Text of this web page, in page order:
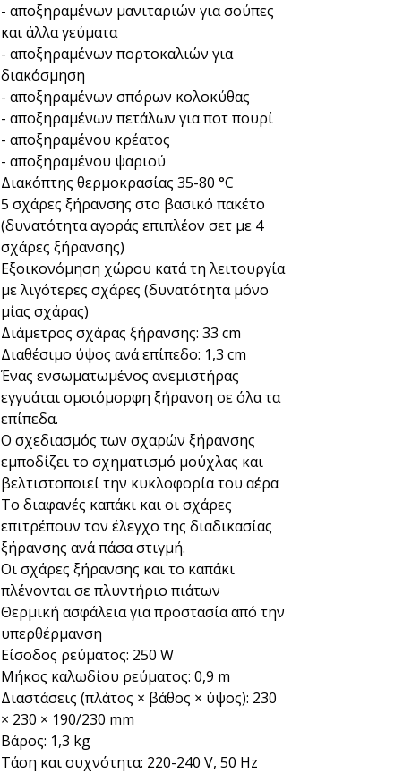
- αποξηραμένων μανιταριών για σούπες
και άλλα γεύματα
- αποξηραμένων πορτοκαλιών για
διακόσμηση
- αποξηραμένων σπόρων κολοκύθας
- αποξηραμένων πετάλων για ποτ πουρί
- αποξηραμένου κρέατος
- αποξηραμένου ψαριού
Διακόπτης θερμοκρασίας 35-80 °C
5 σχάρες ξήρανσης στο βασικό πακέτο
(δυνατότητα αγοράς επιπλέον σετ με 4
σχάρες ξήρανσης)
Εξοικονόμηση χώρου κατά τη λειτουργία
με λιγότερες σχάρες (δυνατότητα μόνο
μίας σχάρας)
Διάμετρος σχάρας ξήρανσης: 33 cm
Διαθέσιμο ύψος ανά επίπεδο: 1,3 cm
Ένας ενσωματωμένος ανεμιστήρας
εγγυάται ομοιόμορφη ξήρανση σε όλα τα
επίπεδα.
Ο σχεδιασμός των σχαρών ξήρανσης
εμποδίζει το σχηματισμό μούχλας και
βελτιστοποιεί την κυκλοφορία του αέρα
Το διαφανές καπάκι και οι σχάρες
επιτρέπουν τον έλεγχο της διαδικασίας
ξήρανσης ανά πάσα στιγμή.
Οι σχάρες ξήρανσης και το καπάκι
πλένονται σε πλυντήριο πιάτων
Θερμική ασφάλεια για προστασία από την
υπερθέρμανση
Είσοδος ρεύματος: 250 W
Μήκος καλωδίου ρεύματος: 0,9 m
Διαστάσεις (πλάτος × βάθος × ύψος): 230
× 230 × 190/230 mm
Βάρος: 1,3 kg
Τάση και συχνότητα: 220-240 V, 50 Hz